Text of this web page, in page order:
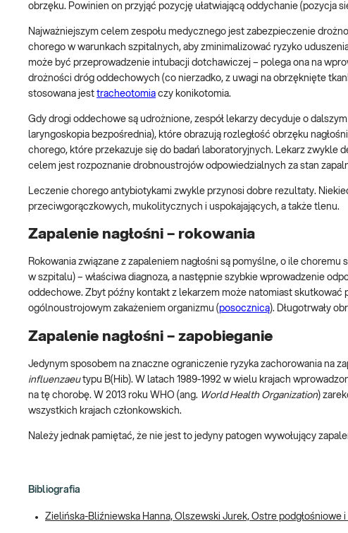
obrzęku. Powinien on przyjąć pozycję ułatwiającą oddychanie (pozycja
Najważniejszym celem zespołu medycznego jest zabezpieczenie
chorego w warunkach szpitalnych, aby zminimalizować ryzyko
może być przeprowadzenie intubacji dotchawiczej – polega ona na
drożności dróg oddechowych (co nierzadko, z uwagi na obrzęknięte
stosowana jest tracheotomia czy konikotomia.
Gdy drogi oddechowe są udrożnione, zespół lekarzy decyduje o
laryngoskopia bezpośrednia), które obrazują rozległość obrzęku
chorego, które przekazuje się do badań laboratoryjnych. Lekarz zwykle
celem jest rozpoznanie drobnoustrojów odpowiedzialnych za stan
Leczenie chorego antybiotykami zwykle przynosi dobre rezultaty.
przeciwgorączkowych, mukolitycznych i uspokajających, a także tlenu.
Zapalenie nagłośni – rokowania
Rokowania związane z zapaleniem nagłośni są pomyślne, o ile
w szpitalu) – właściwa diagnoza, a następnie szybkie wprowadzenie
oddechowe. Zbyt późny kontakt z lekarzem może natomiast
ogólnoustrojowym zakażeniem organizmu (posocznicą). Długotrwały
Zapalenie nagłośni – zapobieganie
Jedynym sposobem na znaczne ograniczenie ryzyka zachorowania na
influenzaeutypu B(Hib). W latach 1989-1992 w wielu krajach
na tę chorobę. W 2013 roku WHO (ang. World Health Organization)
wszystkich krajach członkowskich.
Należy jednak pamiętać, że nie jest to jedyny patogen wywołujący
Bibliografia
Zielińska-Bliźniewska Hanna, Olszewski Jurek, Ostre podgłośniowe